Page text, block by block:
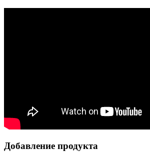
Добавление продукта